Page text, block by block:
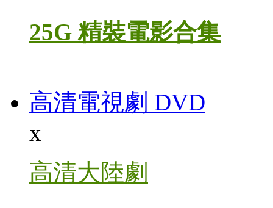
25G 精裝電影合集
高清電視劇 DVD
x
高清大陸劇